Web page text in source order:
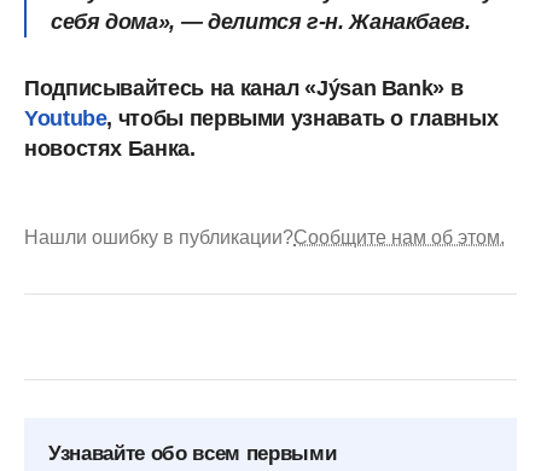
себя дома», — делится г-н. Жанакбаев.
Подписывайтесь на канал «Jýsan Bank» в
Youtube, чтобы первыми узнавать о главных
новостях Банка.
Нашли ошибку в публикации?Сообщите нам об этом.
Узнавайте обо всем первыми